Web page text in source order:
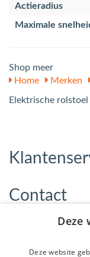
Actieradius
Maximale
Shop meer
Home
Merken
Elektrische
Contact
Deze
Deze website